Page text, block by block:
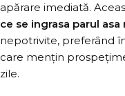
apărare imediată.
ce se ingrasa parul asa
nepotrivite, preferând
care mențin
zile.